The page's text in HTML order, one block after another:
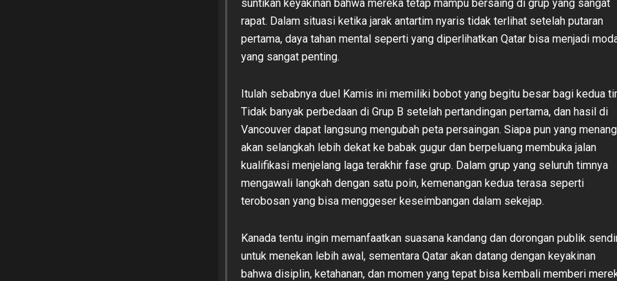
suntikan keyakinan bahwa mereka tetap mampu bersaing di grup yang sangat
rapat. Dalam situasi ketika jarak antartim nyaris tidak terlihat setelah putaran
pertama, daya tahan mental seperti yang diperlihatkan Qatar bisa menjadi
yang sangat penting.
Itulah sebabnya duel Kamis ini memiliki bobot yang begitu besar bagi kedua
Tidak banyak perbedaan di Grup B setelah pertandingan pertama, dan hasil di
Vancouver dapat langsung mengubah peta persaingan. Siapa pun yang menang
akan selangkah lebih dekat ke babak gugur dan berpeluang membuka jalan
kualifikasi menjelang laga terakhir fase grup. Dalam grup yang seluruh timnya
mengawali langkah dengan satu poin, kemenangan kedua terasa seperti
terobosan yang bisa menggeser keseimbangan dalam sekejap.
Kanada tentu ingin memanfaatkan suasana kandang dan dorongan publik
untuk menekan lebih awal, sementara Qatar akan datang dengan keyakinan
bahwa disiplin, ketahanan, dan momen yang tepat bisa kembali memberi